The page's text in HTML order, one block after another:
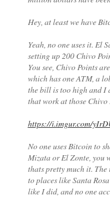
Hey, at least we have
Yeah, no one uses it. El
setting up 200 Chivo
You see, Chivo Points
which has one ATM, a
the bill is too high and I
that work at those Chivo
https://i.imgur.com/
No one uses Bitcoin to
Mizata or El Zonte, you
thats pretty much it.
to places like Santa
like I did, and no one